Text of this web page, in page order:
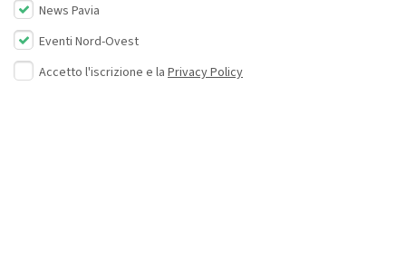
News Pavia
Eventi Nord-Ovest
Accetto l'iscrizione e la Privacy Policy